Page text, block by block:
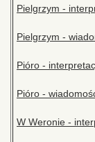
Pielgrzym -
Pielgrzym -
Pióro -
Pióro -
W Weronie -